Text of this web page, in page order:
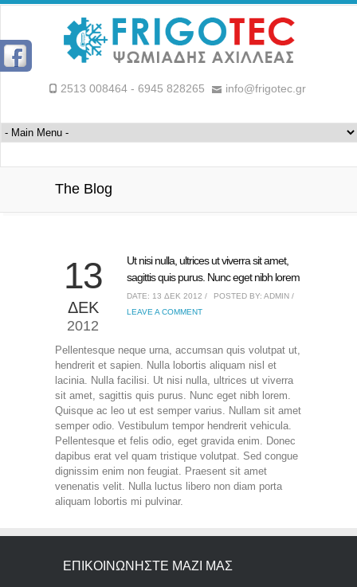
2513 008464 - 6945 828265 info@frigotec.gr
The Blog
13
ΔΕΚ
2012
Ut nisi nulla, ultrices ut viverra sit amet,
sagittis quis purus. Nunc eget nibh lorem
DATE: 13 ΔΕΚ 2012 /
POSTED BY: ADMIN /
LEAVE A COMMENT
Pellentesque neque urna, accumsan quis volutpat ut,
hendrerit et sapien. Nulla lobortis aliquam nisl et
lacinia. Nulla facilisi. Ut nisi nulla, ultrices ut viverra
sit amet, sagittis quis purus. Nunc eget nibh lorem.
Quisque ac leo ut est semper varius. Nullam sit amet
semper odio. Vestibulum tempor hendrerit vehicula.
Pellentesque et felis odio, eget gravida enim. Donec
dapibus erat vel quam tristique volutpat. Sed congue
dignissim enim non feugiat. Praesent sit amet
venenatis velit. Nulla luctus libero non diam porta
aliquam lobortis mi pulvinar.
ΕΠΙΚΟΙΝΩΝΗΣΤΕ ΜΑΖΙ ΜΑΣ